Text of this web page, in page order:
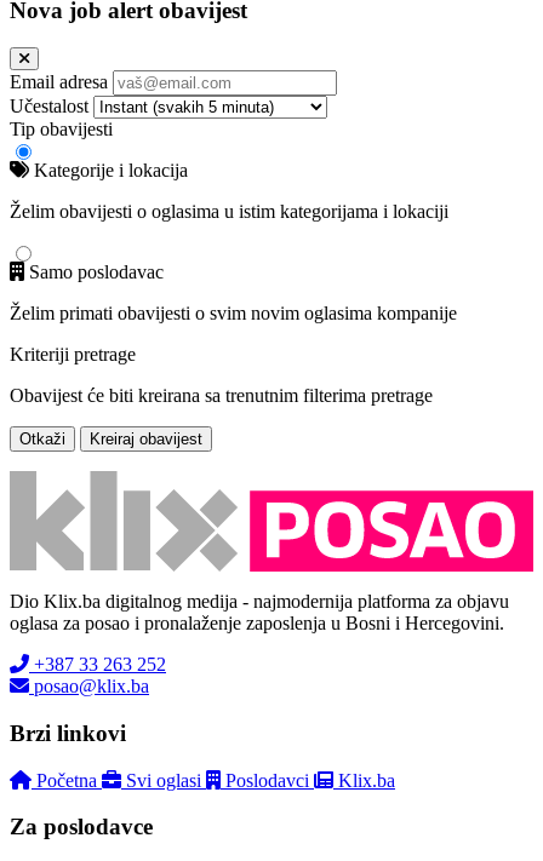
Nova job alert obavijest
Email adresa
Učestalost
Tip obavijesti
Kategorije i lokacija
Želim obavijesti o oglasima u istim kategorijama i lokaciji
Samo poslodavac
Želim primati obavijesti o svim novim oglasima kompanije
Kriteriji pretrage
Obavijest će biti kreirana sa trenutnim filterima pretrage
Otkaži Kreiraj obavijest
Dio Klix.ba digitalnog medija - najmodernija platforma za objavu
oglasa za posao i pronalaženje zaposlenja u Bosni i Hercegovini.
+387 33 263 252
posao@klix.ba
Brzi linkovi
Početna Svi oglasi Poslodavci Klix.ba
Za poslodavce